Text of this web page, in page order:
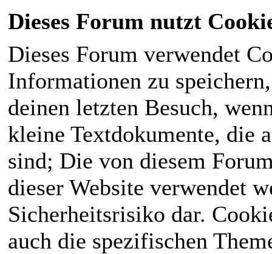
Dieses Forum nutzt
Dieses Forum verwendet
Informationen zu
deinen letzten Besuch,
kleine Textdokumente, die
sind; Die von diesem
dieser Website verwendet
Sicherheitsrisiko dar.
auch die spezifischen